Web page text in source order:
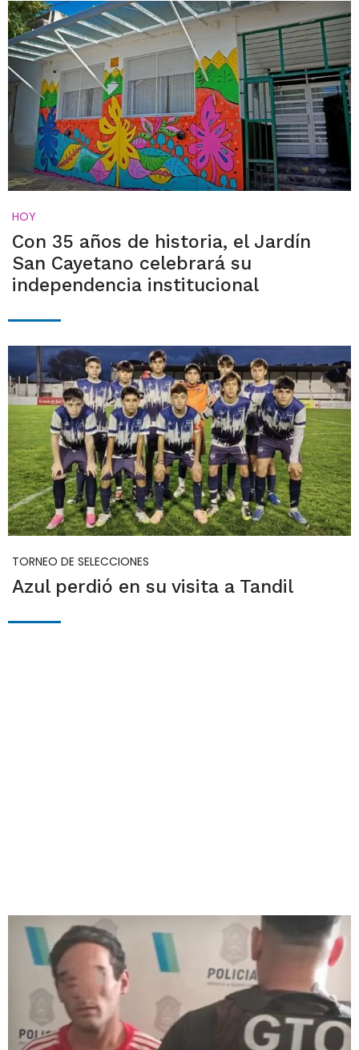
HOY
Con 35 años de historia, el Jardín
San Cayetano celebrará su
independencia institucional
TORNEO DE SELECCIONES
Azul perdió en su visita a Tandil